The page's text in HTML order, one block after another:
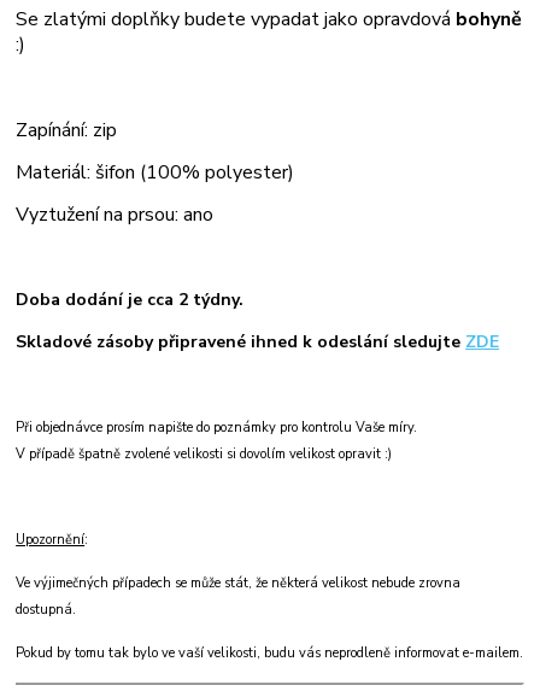
Se zlatými doplňky budete vypadat jako opravdová bohyně
:)
Zapínání: zip
Materiál: šifon (100% polyester)
Vyztužení na prsou: ano
Doba dodání je cca 2 týdny.
Skladové zásoby připravené ihned k odeslání sledujte ZDE
Při objednávce prosím napište do poznámky pro kontrolu Vaše míry.
V případě špatně zvolené velikosti si dovolím velikost opravit :)
Upozornění:
Ve výjimečných případech se může stát, že některá velikost nebude zrovna
dostupná.
Pokud by tomu tak bylo ve vaší velikosti, budu vás neprodleně informovat e-mailem.